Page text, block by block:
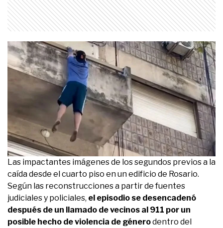
Las impactantes imágenes de los segundos previos a la
caída desde el cuarto piso en un edificio de Rosario.
Según las reconstrucciones a partir de fuentes
judiciales y policiales, el episodio se desencadenó
después de un llamado de vecinos al 911 por un
posible hecho de violencia de génerodentro del